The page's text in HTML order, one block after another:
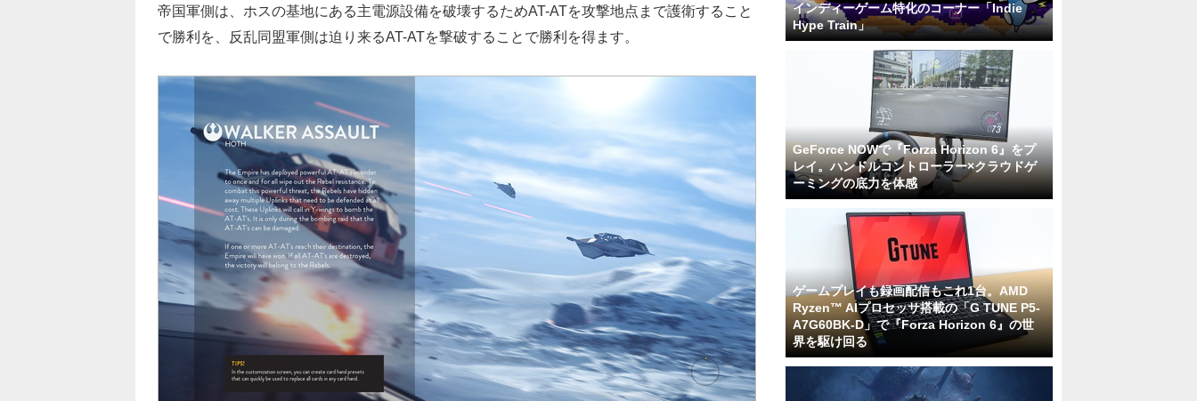
帝国軍側は、ホスの基地にある主電源設備を破壊するためAT-ATを攻撃地点まで護衛すること
で勝利を、反乱同盟軍側は迫り来るAT-ATを撃破することで勝利を得ます。
インディーゲーム特化のコーナー「Indie
Hype Train」
GeForce NOWで『Forza Horizon 6』をプ
レイ。ハンドルコントローラー×クラウドゲ
ーミングの底力を体感
ゲームプレイも録画配信もこれ1台。AMD
Ryzen™ AIプロセッサ搭載の「G TUNE P5-
A7G60BK-D」で『Forza Horizon 6』の世
界を駆け回る